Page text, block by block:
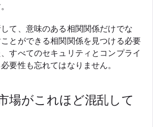
て、意味のある相関関係だけでな
とができる相関関係を見つける必要
すべてのセキュリティとコンプライ
要性も忘れてはなりません。
場がこれほど混乱して